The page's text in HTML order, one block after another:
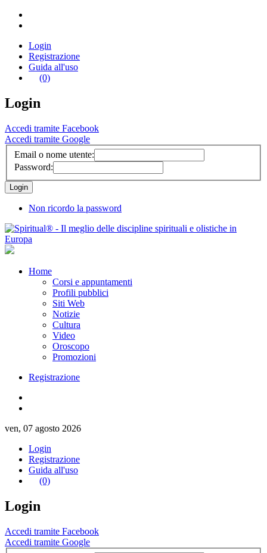
Login
Registrazione
Guida all'uso
(0)
Login
Accedi tramite Facebook
Accedi tramite Google
Email o nome utente:
Password:
Non ricordo la password
Home
Corsi e appuntamenti
Profili pubblici
Siti Web
Notizie
Cultura
Video
Oroscopo
Promozioni
Registrazione
ven, 07 agosto 2026
Login
Registrazione
Guida all'uso
(0)
Login
Accedi tramite Facebook
Accedi tramite Google